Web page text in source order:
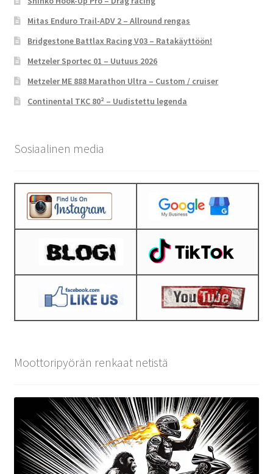
Mitas Enduro Trail-ADV 2 – Allround rengas
Bridgestone Battlax Racing V03 – Ratakäyttöön!
Metzeler Sportec 01 – Uutuus 2026
Metzeler ME 888 Marathon Ultra – Custom / cruiser
Continental TKC 80² – Uudistettu legenda
Sosiaalinen media
Moottoripyörän renkaat netistä